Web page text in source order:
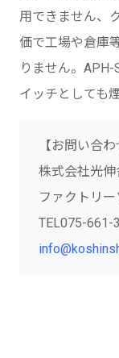
用できません、
価で工場や倉庫
りません。
イッチとしても
【お問い合わ
株式会社光伸
ファクトリ
TEL075-661-